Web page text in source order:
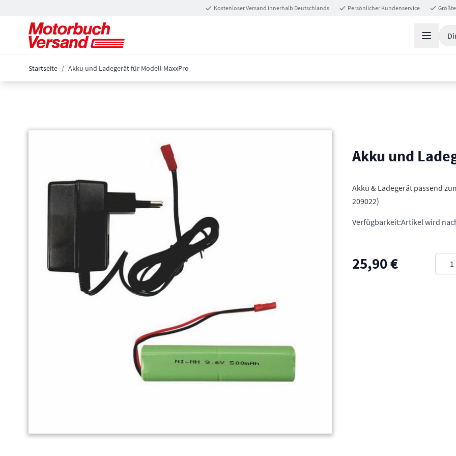
Kostenloser Versand innerhalb Deutschlands Persönlicher Kundenservice
Startseite / Akku und Ladegerät für Modell MaxxPro
Akku und
Akku & Ladegerät passend
209022)
Verfügbarkeit:Artikel wird
25,90 €